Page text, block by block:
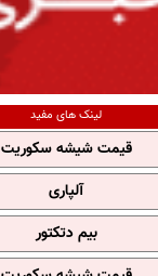
لینک های مفید
قیمت شیشه سکوریت
آلپاری
بیم دتکتور